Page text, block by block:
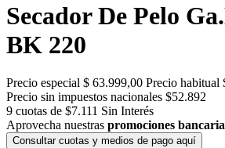
Secador De Pelo
BK 220
Precio especial $ 63.999,00 Precio habitual
Precio sin impuestos nacionales $52.892
9 cuotas de $7.111 Sin Interés
Aprovecha nuestras promociones
Consultar cuotas y medios de pago aquí